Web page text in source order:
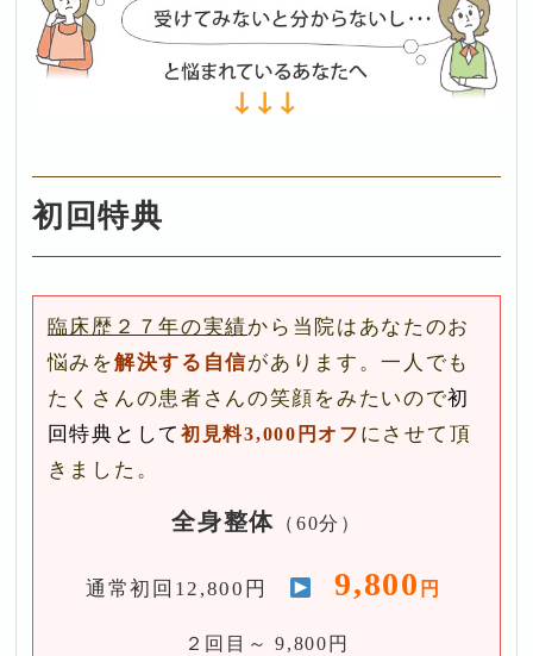
初回特典
臨床歴２７年の実績から当院はあなたのお
悩みを解決する自信があります。一人でも
たくさんの患者さんの笑顔をみたいので初
回特典として 初見料3,000円オフ にさせて頂
きました。
全身整体 （60分）
通常初回12,800円 9,800 円
２回目～ 9,800円